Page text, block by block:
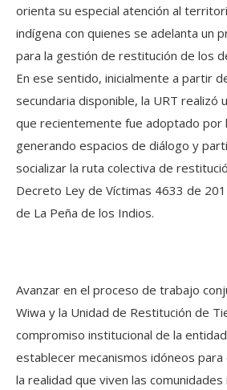
orienta su especial atención al
indígena con quienes se adelanta un
para la gestión de restitución de los
En ese sentido, inicialmente a partir
secundaria disponible, la URT realizó
que recientemente fue adoptado por
generando espacios de diálogo y
socializar la ruta colectiva de
Decreto Ley de Víctimas 4633 de
de La Peña de los Indios.
Avanzar en el proceso de trabajo
Wiwa y la Unidad de Restitución de
compromiso institucional de la
establecer mecanismos idóneos
la realidad que viven las comunidades